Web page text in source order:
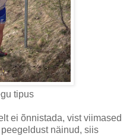
tipus
ei õnnistada, vist viimased
näinud, siis